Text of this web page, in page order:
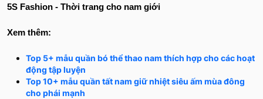
5S Fashion - Thời trang cho nam giới
Xem thêm:
Top 5+ mẫu quần bó thể thao nam thích hợp cho các hoạt
động tập luyện
Top 10+ mẫu quần tất nam giữ nhiệt siêu ấm mùa đông
cho phái mạnh